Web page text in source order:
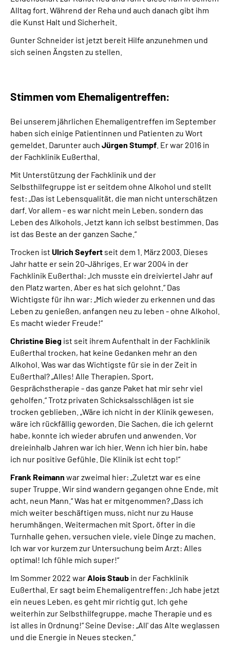
Alltag fort. Während der Reha und auch danach gibt ihm
die Kunst Halt und Sicherheit.
Gunter Schneider ist jetzt bereit Hilfe anzunehmen und
sich seinen Ängsten zu stellen.
Stimmen vom Ehemaligentreffen:
Bei unserem jährlichen Ehemaligentreffen im September
haben sich einige Patientinnen und Patienten zu Wort
gemeldet. Darunter auch Jürgen Stumpf . Er war 2016 in
der Fachklinik Eußerthal.
Mit Unterstützung der Fachklinik und der
Selbsthilfegruppe ist er seitdem ohne Alkohol und stellt
fest: „Das ist Lebensqualität, die man nicht unterschätzen
darf. Vor allem - es war nicht mein Leben, sondern das
Leben des Alkohols. Jetzt kann ich selbst bestimmen. Das
ist das Beste an der ganzen Sache.“
Trocken ist Ulrich Seyfert seit dem 1. März 2003. Dieses
Jahr hatte er sein 20-Jähriges. Er war 2004 in der
Fachklinik Eußerthal: „Ich musste ein dreiviertel Jahr auf
den Platz warten. Aber es hat sich gelohnt.“ Das
Wichtigste für ihn war: „Mich wieder zu erkennen und das
Leben zu genießen, anfangen neu zu leben - ohne Alkohol.
Es macht wieder Freude!“
Christine Bieg ist seit ihrem Aufenthalt in der Fachklinik
Eußerthal trocken, hat keine Gedanken mehr an den
Alkohol. Was war das Wichtigste für sie in der Zeit in
Eußerthal? „Alles! Alle Therapien, Sport,
Gesprächstherapie - das ganze Paket hat mir sehr viel
geholfen.“ Trotz privaten Schicksalsschlägen ist sie
trocken geblieben. „Wäre ich nicht in der Klinik gewesen,
wäre ich rückfällig geworden. Die Sachen, die ich gelernt
habe, konnte ich wieder abrufen und anwenden. Vor
dreieinhalb Jahren war ich hier. Wenn ich hier bin, habe
ich nur positive Gefühle. Die Klinik ist echt top!“
Frank Reimann war zweimal hier: „Zuletzt war es eine
super Truppe. Wir sind wandern gegangen ohne Ende, mit
acht, neun Mann.“ Was hat er mitgenommen? „Dass ich
mich weiter beschäftigen muss, nicht nur zu Hause
herumhängen. Weitermachen mit Sport, öfter in die
Turnhalle gehen, versuchen viele, viele Dinge zu machen.
Ich war vor kurzem zur Untersuchung beim Arzt: Alles
optimal! Ich fühle mich super!“
Im Sommer 2022 war Alois Staub in der Fachklinik
Eußerthal. Er sagt beim Ehemaligentreffen: „Ich habe jetzt
ein neues Leben, es geht mir richtig gut. Ich gehe
weiterhin zur Selbsthilfegruppe, mache Therapie und es
ist alles in Ordnung!“ Seine Devise: „All' das Alte weglassen
und die Energie in Neues stecken.“